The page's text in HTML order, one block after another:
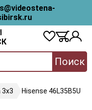
Поиск
3х3 Hisense 46L35B5U